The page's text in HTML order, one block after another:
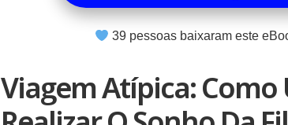
39pessoas baixaram este
Viagem Atípica: Como